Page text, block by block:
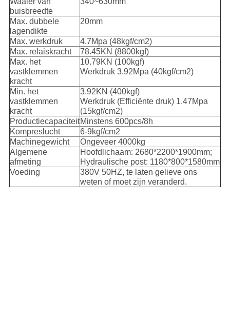
buisbreedte
Max. dubbele
lagendikte
20mm
Max. werkdruk
4.7Mpa (48kgf/cm2)
Max. relaiskracht
78.45KN (8800kgf)
Max. het
vastklemmen
kracht
10.79KN (100kgf)
Werkdruk 3.92Mpa (40kgf/cm2)
Min. het
vastklemmen
kracht
3.92KN (400kgf)
Werkdruk (Efficiënte druk) 1.47Mpa
(15kgf/cm2)
ProductiecapaciteitMinstens 600pcs/8h
Kompreslucht
6-9kgf/cm2
Machinegewicht
Ongeveer 4000kg
Algemene
afmeting
Hoofdlichaam: 2680*2200*1900mm;
Hydraulische post: 1180*800*1580mm
Voeding
380V 50HZ, te laten gelieve ons
weten of moet zijn veranderd.